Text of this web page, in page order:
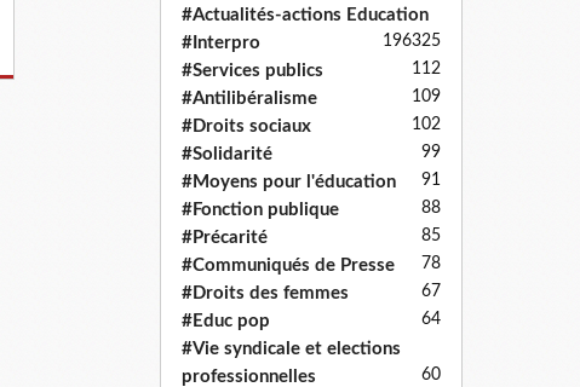
#Actualités-actions Education
325
#Interpro 196
#Services publics 112
#Antilibéralisme 109
#Droits sociaux 102
#Solidarité 99
#Moyens pour l'éducation 91
#Fonction publique 88
#Précarité 85
#Communiqués de Presse 78
#Droits des femmes 67
#Educ pop 64
#Vie syndicale et elections
professionnelles
60